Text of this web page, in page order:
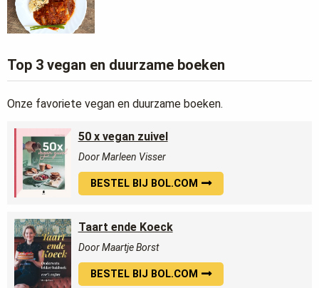
Top 3 vegan en duurzame boeken
Onze favoriete vegan en duurzame boeken.
50 x vegan zuivel
Door Marleen Visser
BESTEL BIJ BOL.COM
Taart ende Koeck
Door Maartje Borst
BESTEL BIJ BOL.COM